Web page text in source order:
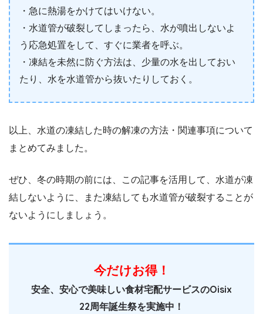
・急に熱湯をかけてはいけない。
・水道管が破裂してしまったら、水が噴出しないよ
う応急処置をして、すぐに業者を呼ぶ。
・凍結を未然に防ぐ方法は、少量の水を出しておい
たり、水を水道管から抜いたりしておく。
以上、水道の凍結した時の解凍の方法・関連事項について
まとめてみました。
ぜひ、冬の時期の前には、この記事を活用して、水道が凍
結しないように、また凍結しても水道管が破裂することが
ないようにしましょう。
今だけお得！
安全、安心で美味しい食材宅配サービスのOisix
22周年誕生祭を実施中！